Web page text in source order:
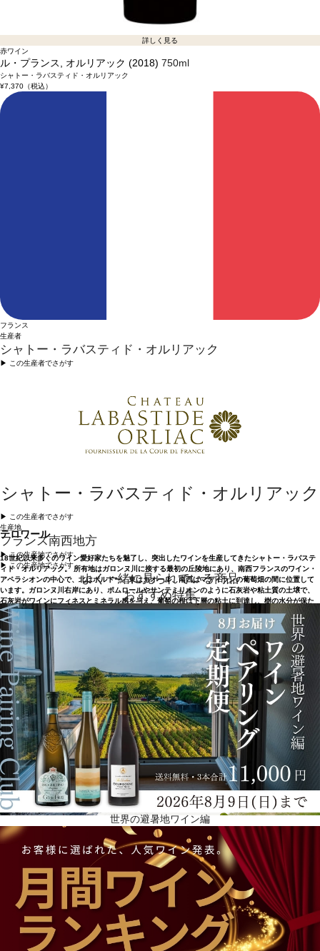
詳しく見る
赤ワイン
ル・プランス, オルリアック (2018) 750ml
シャトー・ラバスティド・オルリアック
¥7,370（税込）
フランス
生産者
シャトー・ラバスティド・オルリアック
▶︎ この生産者でさがす
シャトー・ラバスティド・オルリアック
テロワール
18世紀以来多くのワイン愛好家たちを魅了し、突出したワインを生産してきたシャトー・ラバステ
ィド・オルリアック。 所有地はガロンヌ川に接する最初の丘陵地にあり、南西フランスのワイン・
アペラシオンの中心で、北はボルドー、東はカオール、南西はマディランの葡萄畑の間に位置して
います。ガロンヌ川右岸にあり、ポムロールやサンテミリオンのように石灰岩や粘土質の土壌で、
石灰岩がワインにフィネスとミネラル感を与え、葡萄の根は下層の粘土に到達し、樹の水分が保た
れています。この稀有なバランスにより、特別な風味のワインが生まれます。
葡萄品種
5つの品種（メルロ、カベルネ・フラン、カベルネ・ソーヴィニヨン、タナ、アブーリウ）のブレン
ドで構成されています。メルローとカベルネ・フランが大半を占めています（約70％）。これらの
品種は、できるだけ涼しい温度で育つように北向きに植えられています。アブーリウ（15％）は、
18世紀に植えられたフィロキセラの生き残りで、1940年代に奇跡的に発見され、1.5ヘクタールの
面積に複数のブドウを接ぎ木して植樹されたものです。
▶︎ この生産者でさがす
生産地
フランス南西地方
▶︎ この生産地でさがす
▶︎ この生産地でさがす
よく一緒に見られている商品
おすすめ特集
世界の避暑地ワイン編